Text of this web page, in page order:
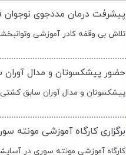
پیشرفت درمان مددجوی نوجوان
تلاش بی وقفه کادر آموزشی
حضور پیشکسوتان و مدال آوران
پیشکسوتان و مدال آوران سابق
برگزاری کارگاه آموزشی مونته
کارگاه آموزشی مونته سوری در